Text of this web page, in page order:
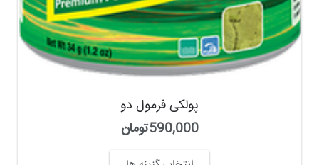
پولکی فرمول دو
590,000تومان